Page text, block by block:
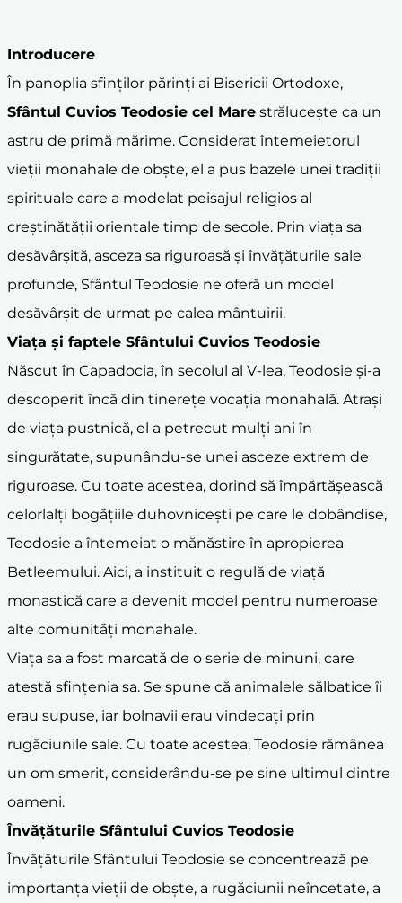
Introducere
În panoplia sfinților părinți ai Bisericii Ortodoxe,
Sfântul Cuvios Teodosie cel Mare strălucește ca un
astru de primă mărime. Considerat întemeietorul
vieții monahale de obște, el a pus bazele unei tradiții
spirituale care a modelat peisajul religios al
creștinătății orientale timp de secole. Prin viața sa
desăvârșită, asceza sa riguroasă și învățăturile sale
profunde, Sfântul Teodosie ne oferă un model
desăvârșit de urmat pe calea mântuirii.
Viața și faptele Sfântului Cuvios Teodosie
Născut în Capadocia, în secolul al V-lea, Teodosie și-a
descoperit încă din tinerețe vocația monahală. Atrași
de viața pustnică, el a petrecut mulți ani în
singurătate, supunându-se unei asceze extrem de
riguroase. Cu toate acestea, dorind să împărtășească
celorlalți bogățiile duhovnicești pe care le dobândise,
Teodosie a întemeiat o mănăstire în apropierea
Betleemului. Aici, a instituit o regulă de viață
monastică care a devenit model pentru numeroase
alte comunități monahale.
Viața sa a fost marcată de o serie de minuni, care
atestă sfințenia sa. Se spune că animalele sălbatice îi
erau supuse, iar bolnavii erau vindecați prin
rugăciunile sale. Cu toate acestea, Teodosie rămânea
un om smerit, considerându-se pe sine ultimul dintre
oameni.
Învățăturile Sfântului Cuvios Teodosie
Învățăturile Sfântului Teodosie se concentrează pe
importanța vieții de obște, a rugăciunii neîncetate, a